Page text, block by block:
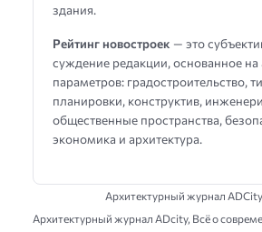
здания.
Рейтинг новостроек — это
суждение редакции, основанное на
параметров: градостроительство,
планировки, конструктив,
общественные пространства,
экономика и архитектура.
Архитектурный журнал
Архитектурный журнал ADсity, Всё о